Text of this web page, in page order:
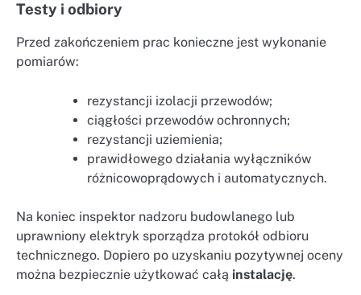
Testy i odbiory
Przed zakończeniem prac konieczne jest wykonanie
pomiarów:
rezystancji izolacji przewodów;
ciągłości przewodów ochronnych;
rezystancji uziemienia;
prawidłowego działania wyłączników
różnicowoprądowych i automatycznych.
Na koniec inspektor nadzoru budowlanego lub
uprawniony elektryk sporządza protokół odbioru
technicznego. Dopiero po uzyskaniu pozytywnej oceny
można bezpiecznie użytkować całą instalację.